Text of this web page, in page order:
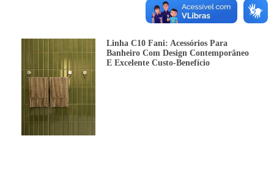
Linha C10 Fani: Acessórios Para
Banheiro Com Design Contemporâneo
E Excelente Custo-Benefício